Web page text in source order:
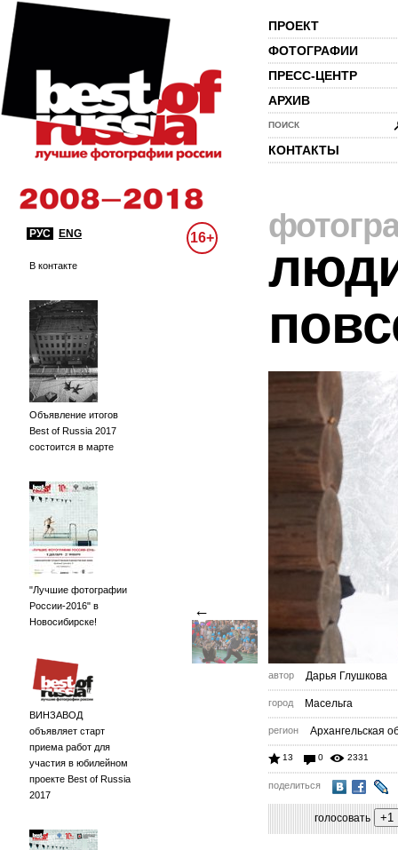
ПРОЕКТ
ФОТОГРАФИИ
ПРЕСС-ЦЕНТР
АРХИВ
ПОИСК
КОНТАКТЫ
РУС ENG 16+
В контакте
Объявление итогов
Best of Russia 2017
состоится в марте
"Лучшие фотографии
России-2016" в
Новосибирске!
ВИНЗАВОД
объявляет старт
приема работ для
участия в юбилейном
проекте Best of Russia
2017
←
автор Дарья Глушкова
город Масельга
регион Архангельская
13 0 2331
поделиться
голосовать